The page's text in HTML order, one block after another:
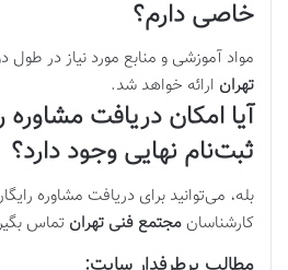
خاصی دارم؟
مواد آموزشی و منابع مورد نیاز در طول
تهران ارائه خواهد شد.
آیا امکان دریافت مشاوره
ثبت‌نام نهایی وجود دارد؟
بله، می‌توانید برای دریافت مشاوره
کارشناسان مجتمع فنی تهران تماس